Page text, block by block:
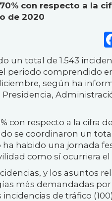
con respecto a la
de 2020
un total de 1.543
periodo comprendido
según ha
con respecto a la cifra
se coordinaron un
habido una jornada
como sí ocurriera el
y los asuntos
más demandadas
de tráfico